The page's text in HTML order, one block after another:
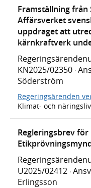
Framställning
Affärsverket
uppdraget att
kärnkraftverk
KN2025/02350 ·
Söderström
Regeringsärenden
Klimat- och
Regleringsbrev
U2025/02412 ·
Erlingsson